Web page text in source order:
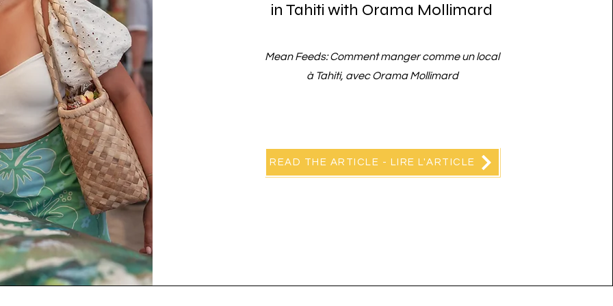
in Tahiti with Orama Mollimard
Mean Feeds: Comment manger comme un local
à Tahiti, avec Orama Mollimard
READ THE ARTICLE - LIRE L'ARTICLE